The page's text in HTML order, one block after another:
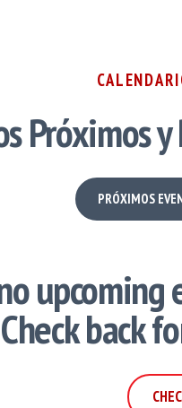
Próximos
PRÓXIMOS
Check back